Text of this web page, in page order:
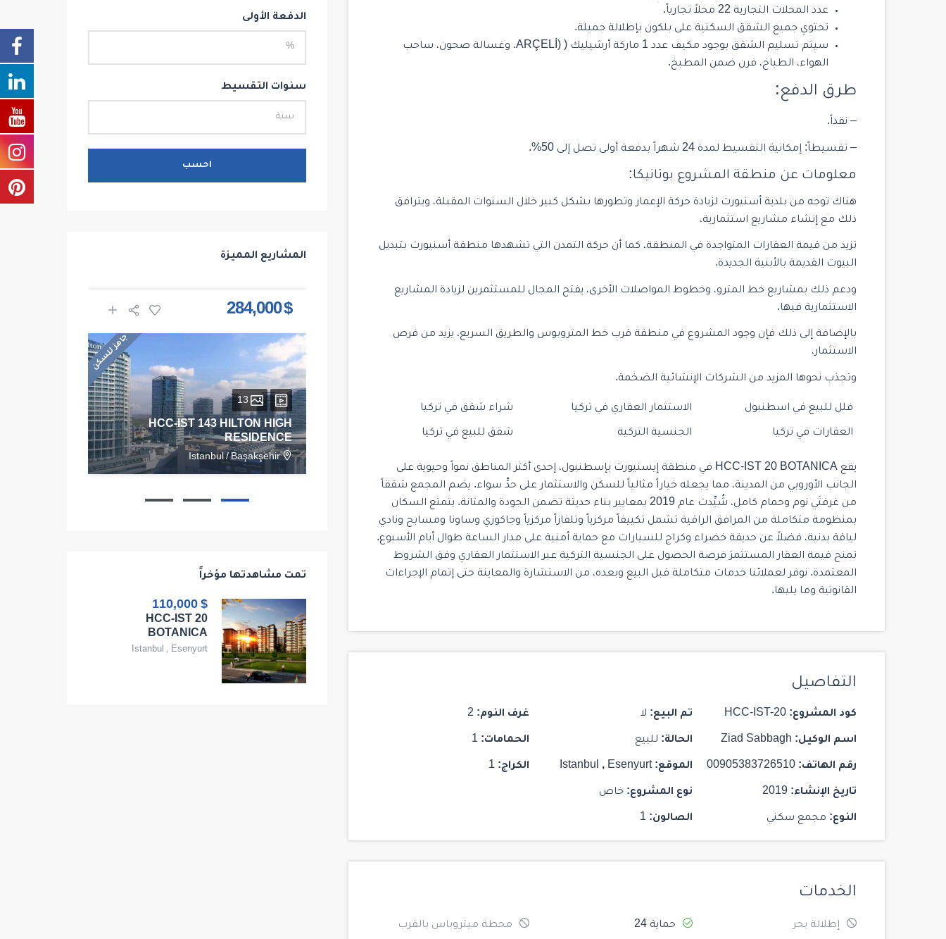
عدد المحلات التجارية 22 محلاً تجارياً.
تحتوي جميع الشقق السكنية على بلكون بإطلالة جميلة.
سيتم تسليم الشقق بوجود مكيف عدد 1 ماركة أرشيليك ( (ARÇELİ، وغسالة صحون، ساحب
الهواء، الطباخ، فرن ضمن المطبخ.
طرق الدفع:
– نقداً.
– تقسيطاً: إمكانية التقسيط لمدة 24 شهراً بدفعة أولى تصل إلى 50%.
معلومات عن منطقة المشروع بوتانيكا:
هناك توجه من بلدية أسنيورت لزيادة حركة الإعمار وتطورها بشكل كبير خلال السنوات المقبلة، ويترافق
ذلك مع إنشاء مشاريع استثمارية،
تزيد من قيمة العقارات المتواجدة في المنطقة، كما أن حركة التمدن التي تشهدها منطقة أسنيورت بتبديل
البيوت القديمة بالأبنية الجديدة،
ودعم ذلك بمشاريع خط المترو، وخطوط المواصلات الأخرى، يفتح المجال للمستثمرين لزيادة المشاريع
الاستثمارية فيها.
بالإضافة إلى ذلك فإن وجود المشروع في منطقة قرب خط المتروبوس والطريق السريع، يزيد من فرص
الاستثمار،
وتجذب نحوها المزيد من الشركات الإنشائية الضخمة.
فلل للبيع في اسطنبول الاستثمار العقاري في تركيا شراء شقق في تركيا
العقارات في تركيا الجنسية التركية شقق للبيع في تركيا
يقع HCC-IST 20 BOTANICA في منطقة إيسنيورت بإسطنبول، إحدى أكثر المناطق نمواً وحيوية على
الجانب الأوروبي من المدينة، مما يجعله خياراً مثالياً للسكن والاستثمار على حدٍّ سواء. يضم المجمع شققاً
من غرفتَي نوم وحمام كامل، شُيِّدت عام 2019 بمعايير بناء حديثة تضمن الجودة والمتانة. يتمتع السكان
بمنظومة متكاملة من المرافق الراقية تشمل تكييفاً مركزياً وتلفازاً مركزياً وجاكوزي وساونا ومسابح ونادي
لياقة بدنية، فضلاً عن حديقة خضراء وكراج للسيارات مع حماية أمنية على مدار الساعة طوال أيام الأسبوع.
تمنح قيمة العقار المستثمرَ فرصة الحصول على الجنسية التركية عبر الاستثمار العقاري وفق الشروط
المعتمدة. نوفر لعملائنا خدمات متكاملة قبل البيع وبعده، من الاستشارة والمعاينة حتى إتمام الإجراءات
القانونية وما يليها.
التفاصيل
كود المشروع:
اسم الوكيل:
رقم الهاتف:
تاريخ الإنشاء:
النوع: مجمع سكني
تم البيع:
الحالة:
الموقع: Istanbul , Esenyurt
نوع المشروع: خاص
الصالون:
غرف النوم:
الحمامات: 1
الكراج: 1
الخدمات
إطلالة بحر حماية 24 محطة ميتروباس بالقرب
الدفعة الأولى
سنوات التقسيط
احسب
المشاريع المميزة
HCC-IST 142 MARTİ RESIDENCE
103
2
2
2
HCC-IST 141 ELITE CONCEPT
Istanbul
103
1
1
1
$ 284,000
جاهز للسكن
HCC-IST 143 HILTON HIGH
RESIDENCE
Istanbul / Başakşehir
تمت مشاهدتها مؤخراً
$ 110,000
HCC-IST 20
BOTANICA
Istanbul , Esenyurt